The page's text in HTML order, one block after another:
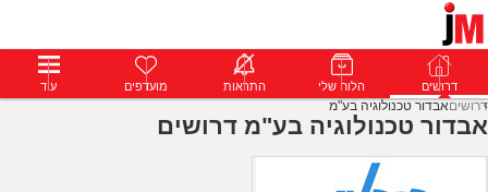
דרושים פרופילים הודעות פרימיום דרושים הלוח שלי התראות מועדפים עוד
דרושיםאבדור טכנולוגיה בע"מ
אבדור טכנולוגיה בע"מ דרושים